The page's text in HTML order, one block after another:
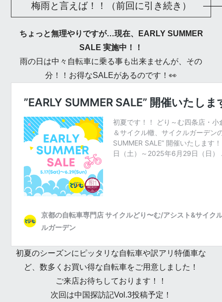
梅雨と言えば！！（前回に引き続き）
ちょっと無理やりですが…現在、EARLY SUMMER
SALE 実施中！！
雨の日は中々自転車に乗る事も出来ませんが、その
分！！お得なSALEがあるのです！👀
初夏のシーズンにピッタリな自転車や訳アリ特価車な
ど、数多くお買い得な自転車をご用意しました！
ご来店お待ちしております！！
次回は中国探訪記Vol.3投稿予定！